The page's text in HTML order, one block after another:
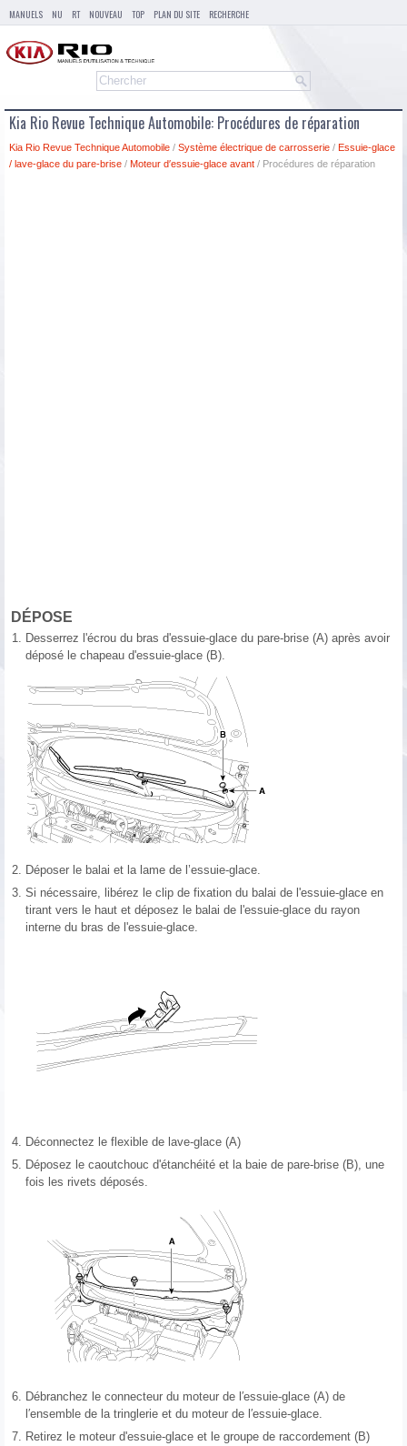
MANUELS NU RT NOUVEAU TOP PLAN DU SITE RECHERCHE
Kia Rio Revue Technique Automobile: Procédures de réparation
Kia Rio Revue Technique Automobile / Système électrique de carrosserie / Essuie-glace
/ lave-glace du pare-brise / Moteur d′essuie-glace avant / Procédures de réparation
DÉPOSE
1. Desserrez l'écrou du bras d'essuie-glace du pare-brise (A) après avoir
déposé le chapeau d'essuie-glace (B).
2. Déposer le balai et la lame de l’essuie-glace.
3. Si nécessaire, libérez le clip de fixation du balai de l'essuie-glace en
tirant vers le haut et déposez le balai de l'essuie-glace du rayon
interne du bras de l'essuie-glace.
4. Déconnectez le flexible de lave-glace (A)
5. Déposez le caoutchouc d'étanchéité et la baie de pare-brise (B), une
fois les rivets déposés.
6. Débranchez le connecteur du moteur de l′essuie-glace (A) de
l′ensemble de la tringlerie et du moteur de l′essuie-glace.
7. Retirez le moteur d'essuie-glace et le groupe de raccordement (B)